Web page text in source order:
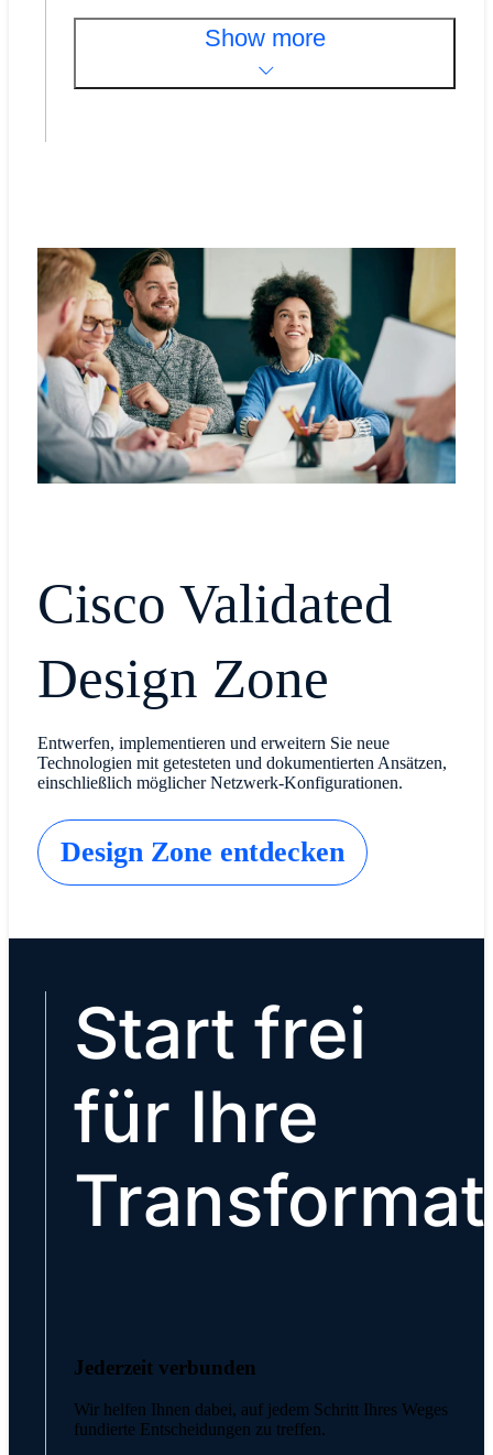
Show more
Cisco Validated
Design Zone
Entwerfen, implementieren und erweitern Sie neue
Technologien mit getesteten und dokumentierten Ansätzen,
einschließlich möglicher Netzwerk-Konfigurationen.
Design Zone entdecken
Start frei
für Ihre
Jederzeit verbunden
Wir helfen Ihnen dabei, auf jedem Schritt Ihres Weges
fundierte Entscheidungen zu treffen.